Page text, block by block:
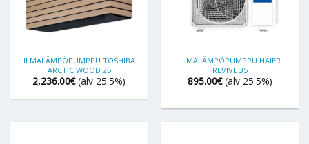
ILMALÄMPÖPUMPPU TOSHIBA
ARCTIC WOOD 25
2,236.00€ (alv 25.5%)
ILMALÄMPÖPUMPPU HAIER
REVIVE 35
895.00€ (alv 25.5%)